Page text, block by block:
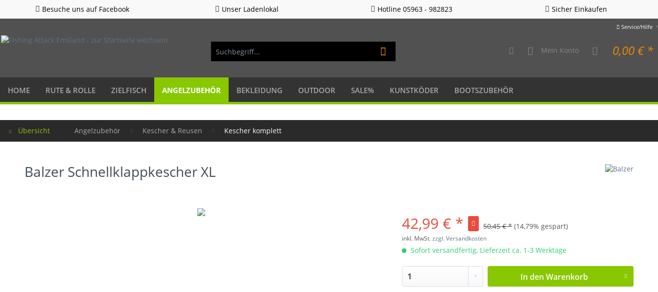
Besuche uns auf Facebook Unser Ladenlokal Hotline 05963 - 982823 Sicher Einkaufen
Service/Hilfe
Mein Konto 0,00 € *
HOME RUTE & ROLLE ZIELFISCH ANGELZUBEHÖR BEKLEIDUNG OUTDOOR SALE% KUNSTKÖDER BOOTSZUBEHÖR
Übersicht Angelzubehör Kescher & Reusen Kescher komplett
Balzer Schnellklappkescher XL
42,99 € * 50,45 € * (14,79% gespart)
inkl. MwSt.zzgl. Versandkosten
Sofort versandfertig, Lieferzeit ca. 1-3 Werktage
In den Warenkorb